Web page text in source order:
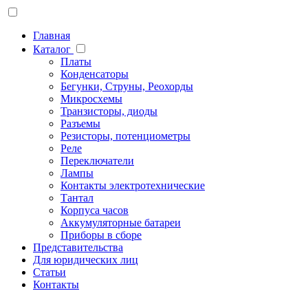
Главная
Каталог
Платы
Конденсаторы
Бегунки, Струны, Реохорды
Микросхемы
Транзисторы, диоды
Разъемы
Резисторы, потенциометры
Реле
Переключатели
Лампы
Контакты электротехнические
Тантал
Корпуса часов
Аккумуляторные батареи
Приборы в сборе
Представительства
Для юридических лиц
Статьи
Контакты